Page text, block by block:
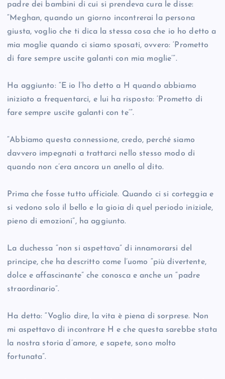
padre dei bambini di cui si prendeva cura le disse:
“Meghan, quando un giorno incontrerai la persona
giusta, voglio che ti dica la stessa cosa che io ho detto a
mia moglie quando ci siamo sposati, ovvero: ‘Prometto
di fare sempre uscite galanti con mia moglie’”.
Ha aggiunto: “E io l’ho detto a H quando abbiamo
iniziato a frequentarci, e lui ha risposto: ‘Prometto di
fare sempre uscite galanti con te’”.
“Abbiamo questa connessione, credo, perché siamo
davvero impegnati a trattarci nello stesso modo di
quando non c’era ancora un anello al dito.
Prima che fosse tutto ufficiale. Quando ci si corteggia e
si vedono solo il bello e la gioia di quel periodo iniziale,
pieno di emozioni”, ha aggiunto.
La duchessa “non si aspettava” di innamorarsi del
principe, che ha descritto come l’uomo “più divertente,
dolce e affascinante” che conosca e anche un “padre
straordinario”.
Ha detto: “Voglio dire, la vita è piena di sorprese. Non
mi aspettavo di incontrare H e che questa sarebbe stata
la nostra storia d’amore, e sapete, sono molto
fortunata”.